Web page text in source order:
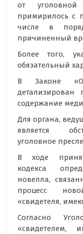
от уголовной
примирилось с
числе в
причиненный
Более того,
обязательный
В Законе «О
содержание
Для органа,
является
уголовное
В ходе
кодекса
новелла,
процесс
«свидетеля,
Согласно